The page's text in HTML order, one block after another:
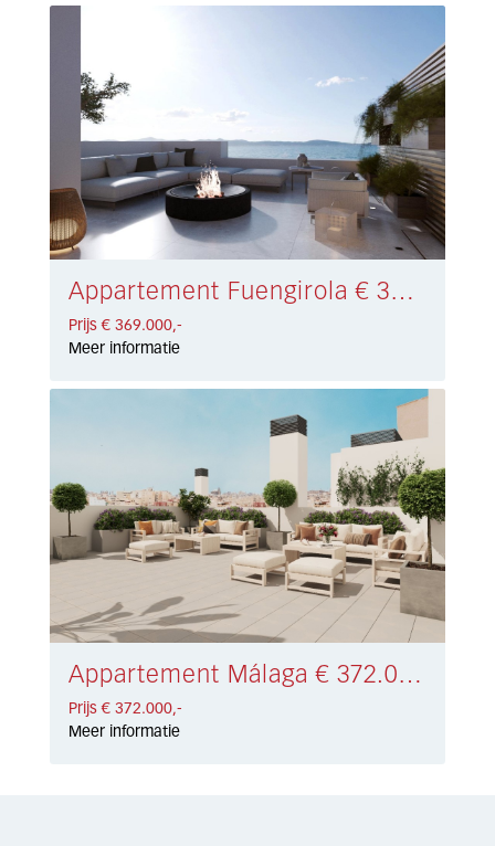
Appartement Fuengirola € 369.000,-
Prijs € 369.000,-
Meer informatie
Appartement Málaga € 372.000,-
Prijs € 372.000,-
Meer informatie